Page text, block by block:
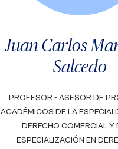
Juan Carlos
Salcedo
PROFESOR - ASESOR DE
ACADÉMICOS DE LA
DERECHO COMERCIAL Y
ESPECIALIZACIÓN EN